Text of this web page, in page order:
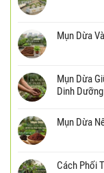
Mụn Dừa
Mụn Dừa
Dinh Dưỡng
Mụn Dừa
Cách Phối